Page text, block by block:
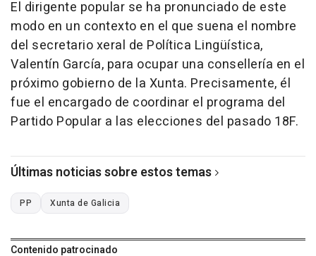
El dirigente popular se ha pronunciado de este
modo en un contexto en el que suena el nombre
del secretario xeral de Política Lingüística,
Valentín García, para ocupar una consellería en el
próximo gobierno de la Xunta. Precisamente, él
fue el encargado de coordinar el programa del
Partido Popular a las elecciones del pasado 18F.
Últimas noticias sobre estos temas
PP Xunta de Galicia
Contenido patrocinado